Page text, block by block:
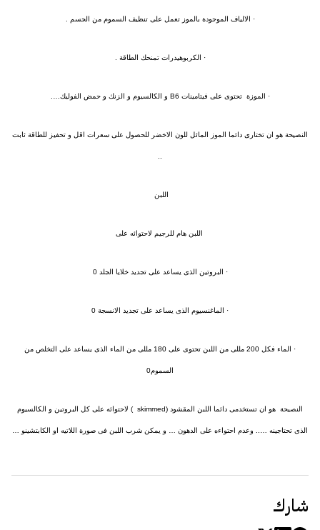
· الالياف الموجودة بالموز تعمل على تنظيف السموم من الجسم .
· الكربوهيدرات تمنحك الطاقة .
· الموزة تحتوى على فيتامينات B6 و الكالسيوم و الزنك و حمض الفوليك….
النصيحة هو ان تختارى دائما الموز المائل للون الاخضر للحصول على سعرات اقل و تحفيز للطاقة ثابت
اللبن
اللبن هام للرجيم لاحتوائه على
· البروتين الذى يساعد على تجديد خلايا الجلد 0
· الماغنسيوم الذى يساعد على تجديد الانسجة 0
· الماء فكل 200 مللى من اللبن تحتوى على 180 مللى من الماء الذى يساعد على التخلص من
السموم0
النصيحة هو ان تستخدمى دائما اللبن المقشود (skimmed ) لاحتوائه على كل البروتين و الكالسيوم
الذى تحتاجينه ….. وعدم احتواءه على الدهون … و يمكن شرب اللبن فى صورة اللاتيه او الكابتشينو …
شارك